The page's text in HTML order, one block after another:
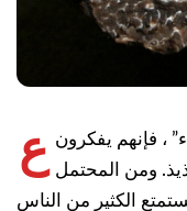
ع ، فإنهم يفكرون
ومن المحتمل
الكثير من الناس